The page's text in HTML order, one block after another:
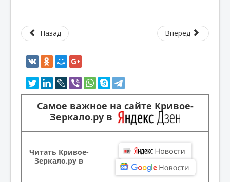
Назад Вперед
Самое важное на сайте Кривое-
Зеркало.ру в
Читать Кривое-
Зеркало.ру в